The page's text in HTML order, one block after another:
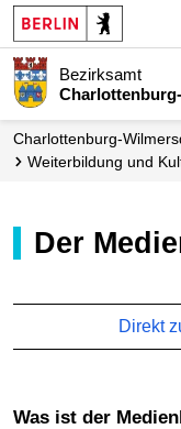
Bezirksamt
Charlottenburg-
Weiterbildung und
Der
Direkt
Was ist der